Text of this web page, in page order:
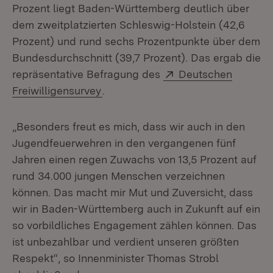
Prozent liegt Baden-Württemberg deutlich über
dem zweitplatzierten Schleswig-Holstein (42,6
Prozent) und rund sechs Prozentpunkte über dem
Bundesdurchschnitt (39,7 Prozent). Das ergab die
repräsentative Befragung des
Extern:
Deutschen
Freiwilligensurvey
„Besonders freut es mich, dass wir auch in den
Jugendfeuerwehren in den vergangenen fünf
Jahren einen regen Zuwachs von 13,5 Prozent auf
rund 34.000 jungen Menschen verzeichnen
können. Das macht mir Mut und Zuversicht, dass
wir in Baden-Württemberg auch in Zukunft auf ein
so vorbildliches Engagement zählen können. Das
ist unbezahlbar und verdient unseren größten
Respekt“, so Innenminister Thomas Strobl